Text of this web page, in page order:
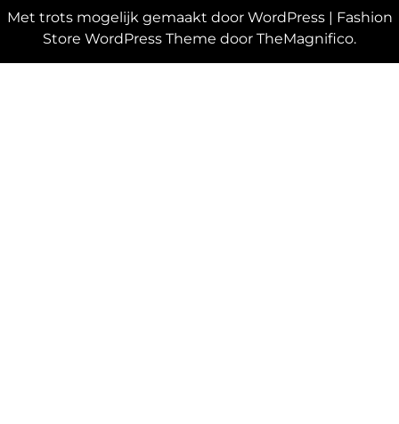
Met trots mogelijk gemaakt door WordPress | Fashion
Store WordPress Theme door TheMagnifico.